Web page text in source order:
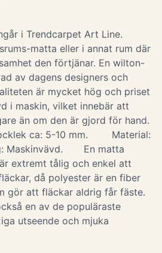
i Trendcarpet Art Line.
matta eller i annat rum där
den förtjänar. En wilton-
av dagens designers och
är mycket hög och priset
i maskin, vilket innebär att
än om den är gjord för hand.
ca: 5-10 mm. Material:
Maskinvävd. En matta
extremt tålig och enkel att
då polyester är en fiber
gör att fläckar aldrig får fäste.
en av de populäraste
utseende och mjuka